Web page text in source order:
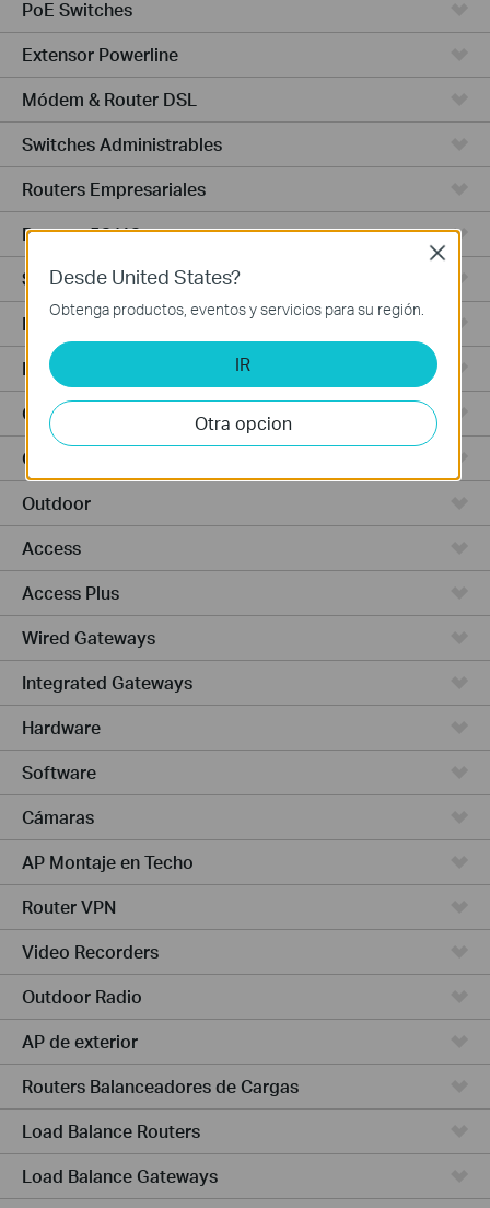
PoE Switches
Extensor Powerline
Módem & Router DSL
Switches Administrables
Routers Empresariales
Routers 5G/4G
Switches Smart
Punto de Acceso
Routers de Alta Potencia
Cámaras y seguridad
Ceiling Mount
Outdoor
Access
Access Plus
Wired Gateways
Integrated Gateways
Hardware
Software
Cámaras
AP Montaje en Techo
Router VPN
Video Recorders
Outdoor Radio
AP de exterior
Routers Balanceadores de Cargas
Load Balance Routers
Load Balance Gateways
Desde United States?
Obtenga productos, eventos y servicios para su región.
IR
Otra opcion
Close